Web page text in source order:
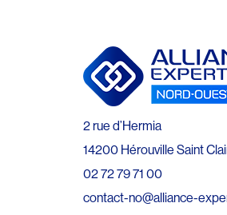
2 rue d’Hermia
14200 Hérouville Saint
02 72 79 71 00
contact-no@alliance-